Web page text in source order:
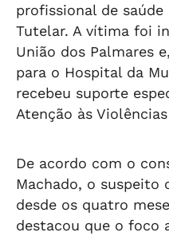
profissional de
Tutelar. A vítima foi
União dos Palmares
para o Hospital da
recebeu suporte
Atenção às Violências
De acordo com o
Machado, o suspeito
desde os quatro
destacou que o foco